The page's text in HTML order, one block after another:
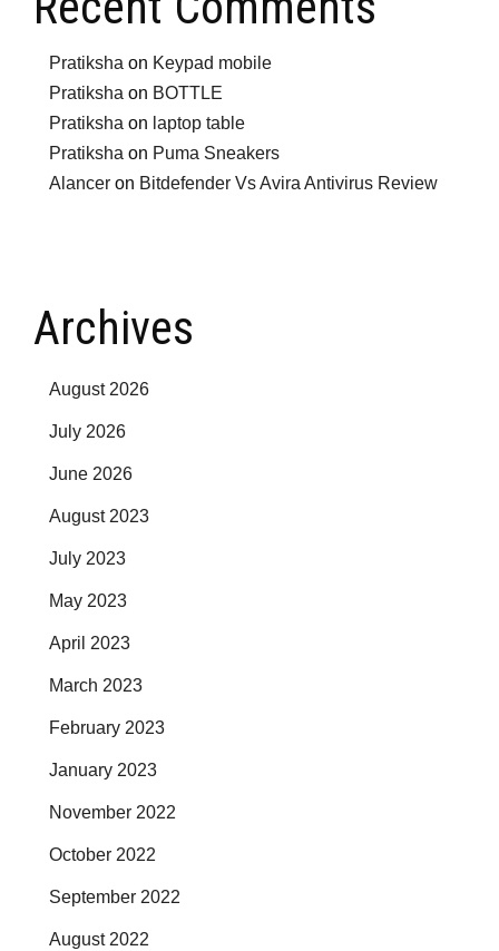
Pratiksha on Keypad mobile
Pratiksha on BOTTLE
Pratiksha on laptop table
Pratiksha on Puma Sneakers
Alancer on Bitdefender Vs Avira Antivirus Review
Archives
August 2026
July 2026
June 2026
August 2023
July 2023
May 2023
April 2023
March 2023
February 2023
January 2023
November 2022
October 2022
September 2022
August 2022